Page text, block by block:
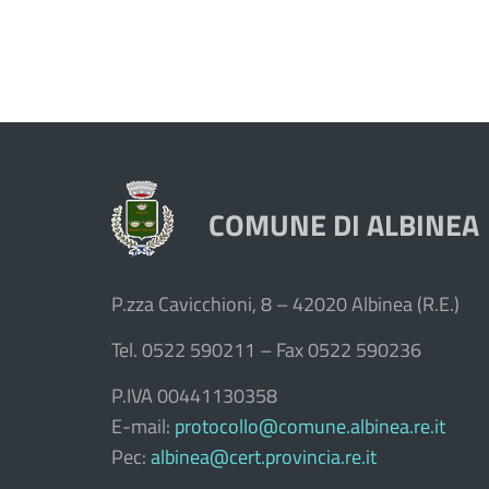
COMUNE DI ALBINEA
P.zza Cavicchioni, 8 – 42020 Albinea (R.E.)
Tel. 0522 590211 – Fax 0522 590236
P.IVA 00441130358
E-mail: protocollo@comune.albinea.re.it
Pec: albinea@cert.provincia.re.it